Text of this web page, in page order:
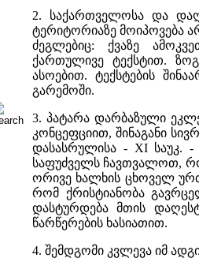
2. საქართველოსა და
ტერიტორიაზე მოიპოვება
ძეგლებიც: ქვაზე
ქართულივე ტექსტით.
ასოებით. ტექსტების
გარემოში.
3. პატარა დარბაზული
კონცეფციით, შინაგანი
დასასრულისა - XI საუკ. -
საფუძველს ჩავთვალოთ,
ორივე ხალხის ცხოველ
რომ ქრისტიანობა
დასტურდება მთის
წარწერების ხასიათით.
4. შემდგომი კვლევა იმ